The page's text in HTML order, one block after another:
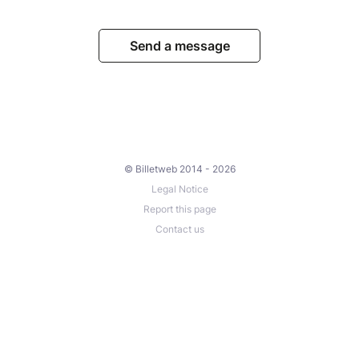
Send a message
© Billetweb 2014 - 2026
Legal Notice
Report this page
Contact us